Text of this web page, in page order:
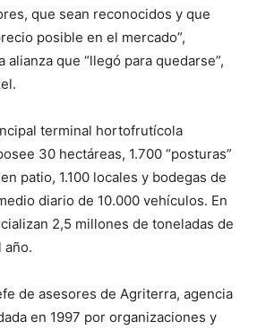
que sean reconocidos y que
posible en el mercado”,
alianza que “llegó para quedarse”,
terminal hortofrutícola
30 hectáreas, 1.700 “posturas”
patio, 1.100 locales y bodegas de
diario de 10.000 vehículos. En
2,5 millones de toneladas de
año.
de asesores de Agriterra, agencia
en 1997 por organizaciones y